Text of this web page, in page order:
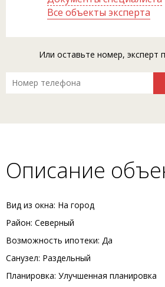
Все объекты эксперта
Или оставьте номер, эксперт
Описание
Вид из окна: На город
Район: Северный
Возможность ипотеки: Да
Санузел: Раздельный
Планировка: Улучшенная планировка